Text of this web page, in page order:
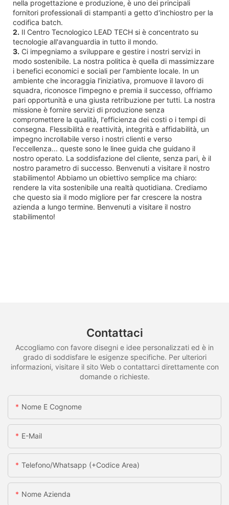
nella progettazione e produzione, è uno dei principali
fornitori professionali di stampanti a getto d'inchiostro per la
codifica batch.
2. Il Centro Tecnologico LEAD TECH si è concentrato su
tecnologie all'avanguardia in tutto il mondo.
3. Ci impegniamo a sviluppare e gestire i nostri servizi in
modo sostenibile. La nostra politica è quella di massimizzare
i benefici economici e sociali per l'ambiente locale. In un
ambiente che incoraggia l'iniziativa, promuove il lavoro di
squadra, riconosce l'impegno e premia il successo, offriamo
pari opportunità e una giusta retribuzione per tutti. La nostra
missione è fornire servizi di produzione senza
compromettere la qualità, l'efficienza dei costi o i tempi di
consegna. Flessibilità e reattività, integrità e affidabilità, un
impegno incrollabile verso i nostri clienti e verso
l'eccellenza... queste sono le linee guida che guidano il
nostro operato. La soddisfazione del cliente, senza pari, è il
nostro parametro di successo. Benvenuti a visitare il nostro
stabilimento! Abbiamo un obiettivo semplice ma chiaro:
rendere la vita sostenibile una realtà quotidiana. Crediamo
che questo sia il modo migliore per far crescere la nostra
azienda a lungo termine. Benvenuti a visitare il nostro
stabilimento!
Contattaci
Accogliamo con favore disegni e idee personalizzati ed è in
grado di soddisfare le esigenze specifiche. Per ulteriori
informazioni, visitare il sito Web o contattarci direttamente con
domande o richieste.
Nome E Cognome
E-Mail
Telefono/whatsapp (+codice Area)
Nome Azienda